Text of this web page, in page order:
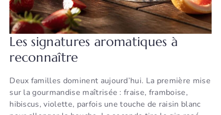
Les signatures aromatiques à
reconnaître
Deux familles dominent aujourd’hui. La première mise
sur la gourmandise maîtrisée : fraise, framboise,
hibiscus, violette, parfois une touche de raisin blanc